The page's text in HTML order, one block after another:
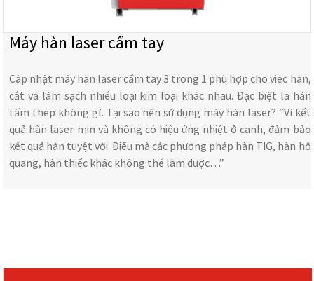
Máy hàn laser cầm tay
Cập nhật máy hàn laser cầm tay 3 trong 1 phù hợp cho việc hàn,
cắt và làm sạch nhiều loại kim loại khác nhau. Đặc biệt là hàn
tấm thép không gỉ. Tại sao nên sử dụng máy hàn laser? “Vì kết
quả hàn laser mịn và không có hiệu ứng nhiệt ở cạnh, đảm bảo
kết quả hàn tuyệt vời. Điều mà các phương pháp hàn TIG, hàn hồ
quang, hàn thiếc khác không thể làm được…”